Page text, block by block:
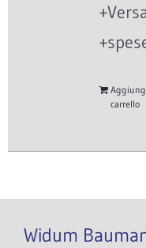
carrello
Widum